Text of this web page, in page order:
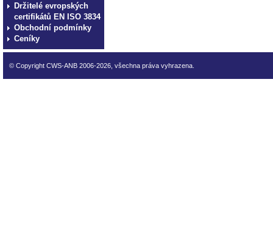
Držitelé evropských
certifikátů EN ISO 3834
Obchodní podmínky
Ceníky
© Copyright CWS-ANB 2006-2026, všechna práva vyhrazena.